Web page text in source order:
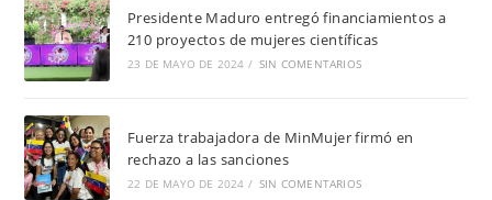
Presidente Maduro entregó financiamientos a
210 proyectos de mujeres científicas
23 DE MAYO DE 2024 / SIN COMENTARIOS
Fuerza trabajadora de MinMujer firmó en
rechazo a las sanciones
22 DE MAYO DE 2024 / SIN COMENTARIOS